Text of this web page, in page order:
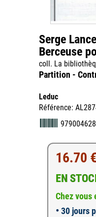
Serge
Berceuse
coll. La
Partition -
Leduc
Référence:
16.70 €
EN
Chez vous
• 30 jours